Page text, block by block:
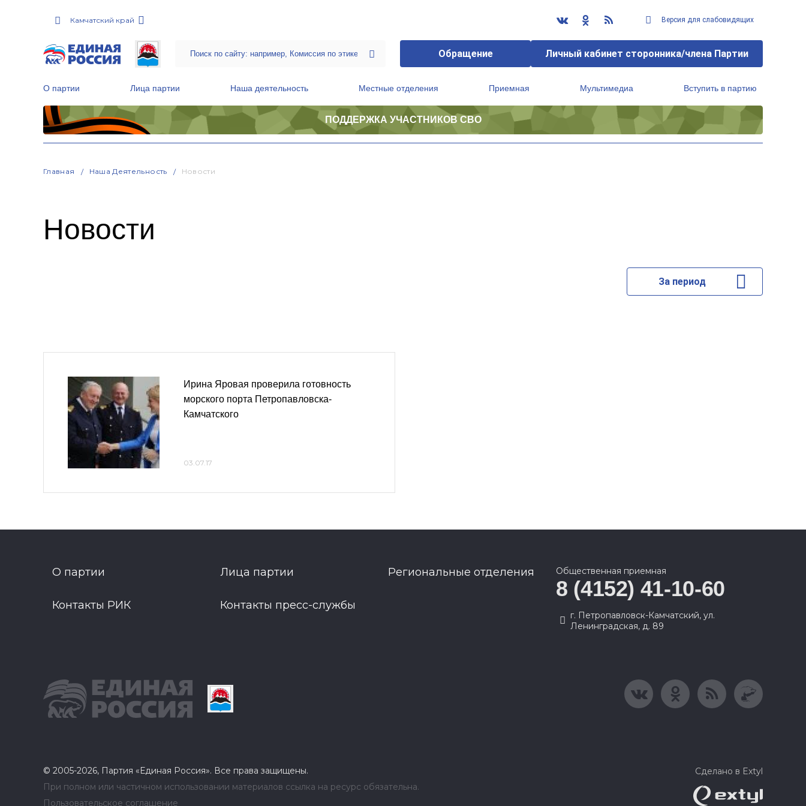
Камчатский край Версия для слабовидящих
Обращение Личный кабинет сторонника/члена Партии
О партии Лица партии Наша деятельность Местные отделения Приемная Мультимедиа Вступить в партию
ПОДДЕРЖКА УЧАСТНИКОВ СВО
Главная Наша Деятельность Новости
Новости
За период
Ирина Яровая проверила готовность
морского порта Петропавловска-
Камчатского
03.07.17
О партии Лица партии Региональные отделения
Контакты РИК Контакты пресс-службы
Общественная приемная
8 (4152) 41-10-60
г. Петропавловск-Камчатский, ул.
Ленинградская, д. 89
© 2005-2026, Партия «Единая Россия». Все права защищены.
При полном или частичном использовании материалов ссылка на ресурс обязательна.
Пользовательское соглашение
Сделано в Extyl